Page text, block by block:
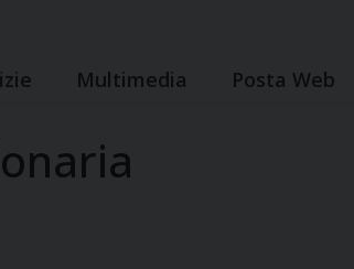
Multimedia Posta Web